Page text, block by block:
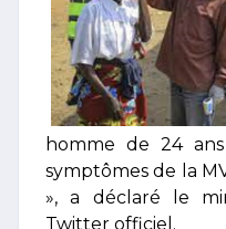
homme de 24
symptômes de la
», a déclaré le
Twitter officiel.